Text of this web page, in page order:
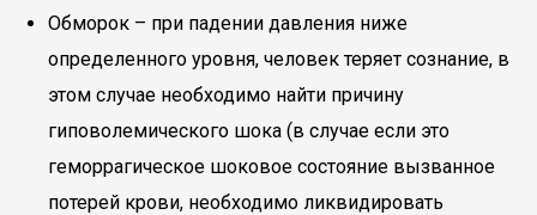
Обморок – при падении давления ниже
определенного уровня, человек теряет сознание, в
этом случае необходимо найти причину
гиповолемического шока (в случае если это
геморрагическое шоковое состояние вызванное
потерей крови, необходимо ликвидировать